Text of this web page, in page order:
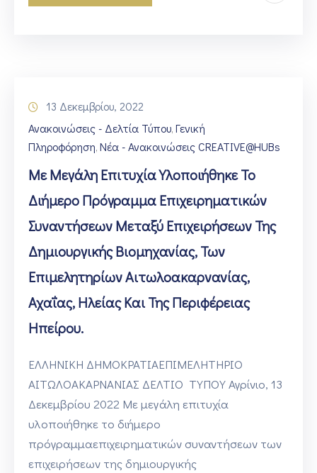
13 Δεκεμβρίου, 2022
Ανακοινώσεις - Δελτία Τύπου‚ Γενική
Πληροφόρηση‚ Νέα - Ανακοινώσεις CREATIVE@HUBs
Με Μεγάλη Επιτυχία Υλοποιήθηκε Το
Διήμερο Πρόγραμμα Επιχειρηματικών
Συναντήσεων Μεταξύ Επιχειρήσεων Της
Δημιουργικής Βιομηχανίας, Των
Επιμελητηρίων Αιτωλοακαρνανίας,
Αχαΐας, Ηλείας Και Της Περιφέρειας
Ηπείρου.
ΕΛΛΗΝΙΚΗ ΔΗΜΟΚΡΑΤΙΑΕΠΙΜΕΛΗΤΗΡΙΟ
ΑΙΤΩΛΟΑΚΑΡΝΑΝΙΑΣ ΔΕΛΤΙΟ ΤΥΠΟΥ Αγρίνιο, 13
Δεκεμβρίου 2022 Με μεγάλη επιτυχία
υλοποιήθηκε το διήμερο
πρόγραμμαεπιχειρηματικών συναντήσεων των
επιχειρήσεων της δημιουργικής